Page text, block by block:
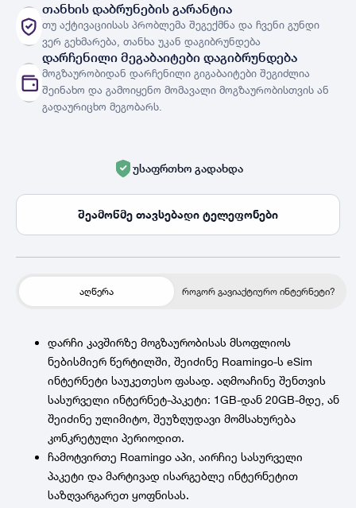
თანხის დაბრუნების გარანტია
თუ აქტივაციისას პრობლემა შეგექმნა და ჩვენი გუნდი
ვერ გეხმარება, თანხა უკან დაგიბრუნდება
დარჩენილი მეგაბაიტები დაგიბრუნდება
მოგზაურობიდან დარჩენილი გიგაბაიტები შეგიძლია
შეინახო და გამოიყენო მომავალი მოგზაურობისთვის ან
გადაურიცხო მეგობარს.
უსაფრთხო გადახდა
შეამოწმე თავსებადი ტელეფონები
აღწერა როგორ გავიაქტიურო ინტერნეტი?
დარჩი კავშირზე მოგზაურობისას მსოფლიოს
ნებისმიერ წერტილში, შეიძინე Roamingo-ს eSim
ინტერნეტი საუკეთესო ფასად. აღმოაჩინე შენთვის
სასურველი ინტერნეტ-პაკეტი: 1GB-დან 20GB-მდე, ან
შეიძინე ულიმიტო, შეუზღუდავი მომსახურება
კონკრეტული პერიოდით.
ჩამოტვირთე Roamingo აპი, აირჩიე სასურველი
პაკეტი და მარტივად ისარგებლე ინტერნეტით
საზღვარგარეთ ყოფნისას.